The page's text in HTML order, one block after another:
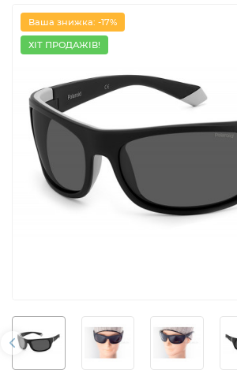
Ваша знижка: -17%
ХІТ ПРОДАЖІВ!